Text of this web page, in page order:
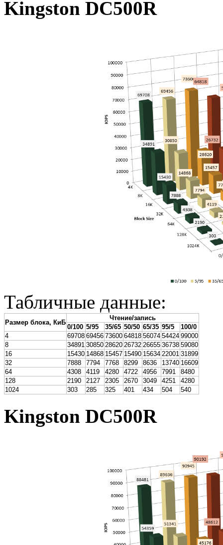
Kingston DC500R
Табличные данные:
Размер блока, КиБ
Чтение/запись
0/100 5/95 35/65 50/50 65/35 95/5
100/0
4
69708 69456 73600 64818 56074 54424 99000
8
34891 30850 28620 26732 26655 36738 59080
16
15430 14868 15457 15490 15634 22001 31899
32
7888 7794 7768 8299 8636 13740 16609
64
4308 4119 4280 4722 4956 7991
8480
128
2190 2127 2305 2670 3049 4251
4280
1024
303 285 325 401 434 504 540
Kingston DC500R